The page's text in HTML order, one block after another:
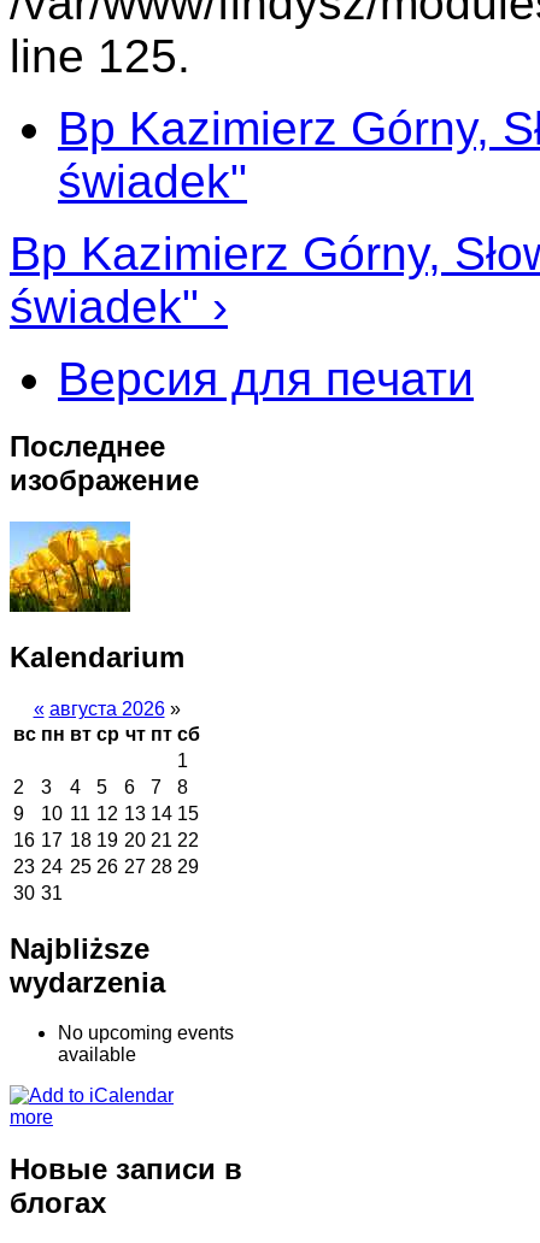
line 125.
Bp Kazimierz Górny,
świadek"
Bp Kazimierz Górny,
świadek" ›
Версия для печати
Последнее
изображение
Kalendarium
« августа 2026 »
вс пн вт ср чт пт сб
1
2
3 4 5 6 7
8
9
10 11 12 13 14 15
16 17 18 19 20 21 22
23 24 25 26 27 28 29
30 31
Najbliższe
wydarzenia
No upcoming events
available
more
Новые записи в
блогах